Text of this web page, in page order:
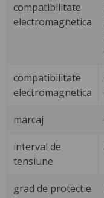
compatibilitate
electromagnetica
compatibilitate
electromagnetica
marcaj
interval de
tensiune
grad de protectie